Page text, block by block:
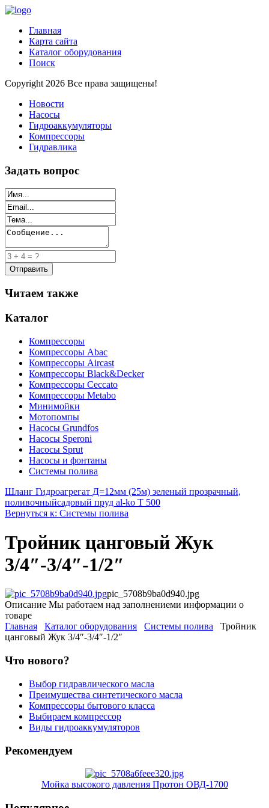
Главная
Карта сайта
Каталог оборудования
Поиск
Copyright 2026 Все права защищены!
Новости
Насосы
Гидроаккумуляторы
Компрессоры
Гидравлика
Задать вопрос
Читаем также
Каталог
Компрессоры
Компрессоры Abac
Компрессоры Aircast
Компрессоры Black&Decker
Компрессоры Ceccato
Компрессоры Metabo
Минимойки
Мотопомпы
Насосы Grundfos
Насосы Speroni
Насосы Sprut
Насосы и фонтаны
Системы полива
Шланг Гидроагрегат Д=12мм (25м) зеленый прозрачный,
поливочныйсадовый пруд al-ko T 500
Вернуться к: Системы полива
Тройник цанговый Жук
3/4″-3/4″-1/2″
pic_5708b9ba0d940.jpg
Описание Мы работаем над заполнениеми информации о
товаре
Главная
Каталог оборудования Системы полива
Тройник
цанговый Жук 3/4″-3/4″-1/2″
Что нового?
Выбор гидравлического масла
Преимущества синтетического масла
Компрессоры бытового класса
Выбираем компрессор
Виды гидроаккумуляторов
Рекомендуем
Мойка высокого давления Протон ОВД-1700